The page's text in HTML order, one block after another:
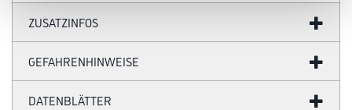
ZUSATZINFOS
GEFAHRENHINWEISE
DATENBLÄTTER